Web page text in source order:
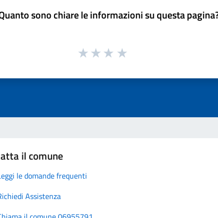
sono chiare le informazioni su questa
il comune
le domande frequenti
Assistenza